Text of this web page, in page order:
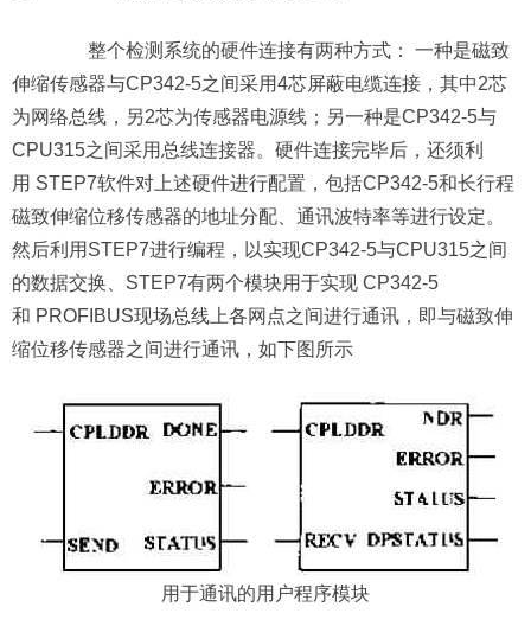
整个检测系统的硬件连接有两种方式： 一种是磁致
伸缩传感器与CP342-5之间采用4芯屏蔽电缆连接，其中2芯
为网络总线，另2芯为传感器电源线；另一种是CP342-5与
CPU315之间采用总线连接器。硬件连接完毕后，还须利
用 STEP7软件对上述硬件进行配置，包括CP342-5和长行程
磁致伸缩位移传感器的地址分配、通讯波特率等进行设定。
然后利用STEP7进行编程，以实现CP342-5与CPU315之间
的数据交换、STEP7有两个模块用于实现 CP342-5
和 PROFIBUS现场总线上各网点之间进行通讯，即与磁致伸
缩位移传感器之间进行通讯，如下图所示
用于通讯的用户程序模块